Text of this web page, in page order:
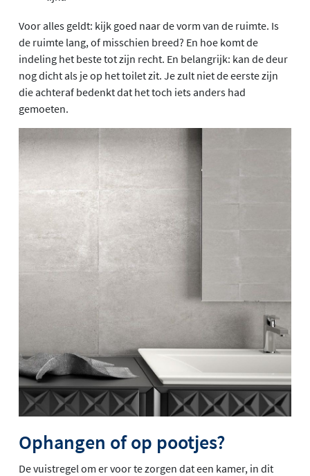
Voor alles geldt: kijk goed naar de vorm van de ruimte. Is
de ruimte lang, of misschien breed? En hoe komt de
indeling het beste tot zijn recht. En belangrijk: kan de deur
nog dicht als je op het toilet zit. Je zult niet de eerste zijn
die achteraf bedenkt dat het toch iets anders had
gemoeten.
Ophangen of op pootjes?
De vuistregel om er voor te zorgen dat een kamer, in dit